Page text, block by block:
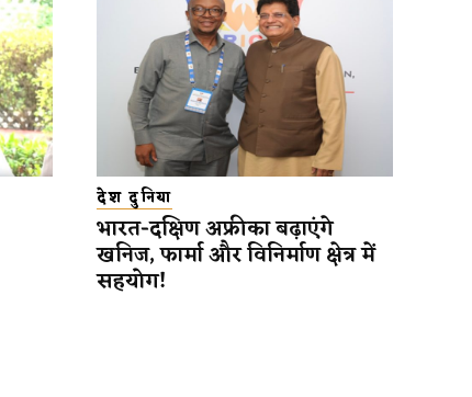
देश दुनिया
भारत-दक्षिण अफ्रीका बढ़ाएंगे
खनिज, फार्मा और विनिर्माण क्षेत्र में
सहयोग!